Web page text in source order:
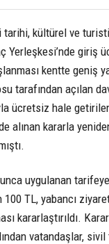
tarihi, kültürel ve
Yerleşkesi’nde giriş
kentte geniş
tarafından açılan
ücretsiz hale
alınan kararla
uygulanan
100 TL, yabancı
kararlaştırıldı.
vatandaşlar,